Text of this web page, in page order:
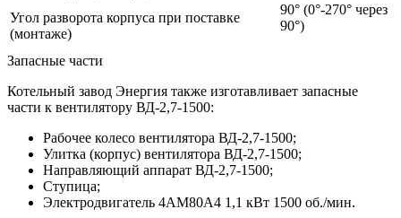
Угол разворота корпуса при поставке
(монтаже)
90° (0°-270° через
90°)
Запасные части
Котельный завод Энергия также изготавливает запасные
части к вентилятору ВД-2,7-1500:
Рабочее колесо вентилятора ВД-2,7-1500;
Улитка (корпус) вентилятора ВД-2,7-1500;
Направляющий аппарат ВД-2,7-1500;
Ступица;
Электродвигатель 4АМ80А4 1,1 кВт 1500 об./мин.